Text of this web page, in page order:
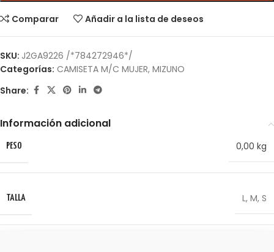
Comparar Añadir a la lista de deseos
SKU: J2GA9226 /*784272946*/
Categorías: CAMISETA M/C MUJER, MIZUNO
Share:
Información adicional
PESO 0,00 kg
TALLA L, M, S